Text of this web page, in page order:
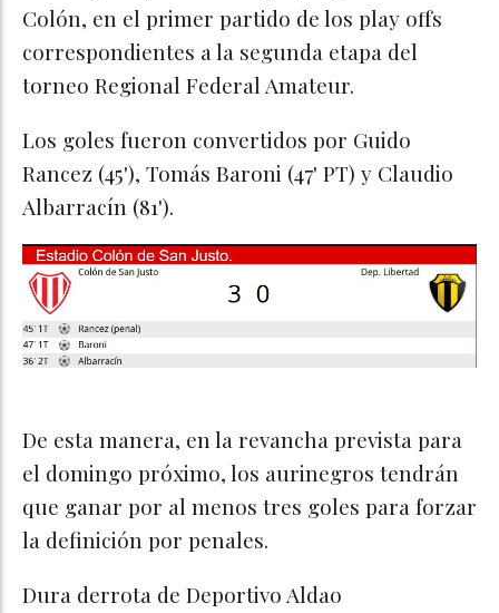
Colón, en el primer partido de los play offs
correspondientes a la segunda etapa del
torneo Regional Federal Amateur.
Los goles fueron convertidos por Guido
Rancez (45'), Tomás Baroni (47' PT) y Claudio
Albarracín (81').
De esta manera, en la revancha prevista para
el domingo próximo, los aurinegros tendrán
que ganar por al menos tres goles para forzar
la definición por penales.
Dura derrota de Deportivo Aldao